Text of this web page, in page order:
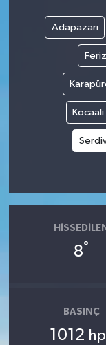
Adapazarı
Kocaali
HISSEDILEN
8°
BASINÇ
1012